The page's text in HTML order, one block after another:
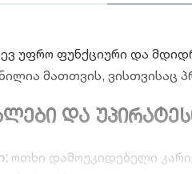
უფრო ფუნქციური და
მათთვის, ვისთვისაც
და
ოთხი დამოუკიდებელი კარი